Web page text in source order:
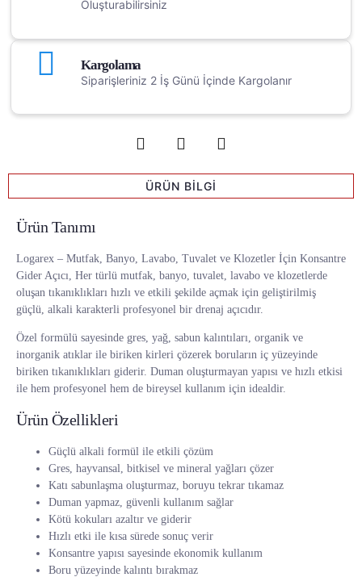
Oluşturabilirsiniz
Kargolama
Siparişleriniz 2 İş Günü İçinde Kargolanır
ÜRÜN BİLGİ
Ürün Tanımı
Logarex – Mutfak, Banyo, Lavabo, Tuvalet ve Klozetler İçin Konsantre
Gider Açıcı, Her türlü mutfak, banyo, tuvalet, lavabo ve klozetlerde
oluşan tıkanıklıkları hızlı ve etkili şekilde açmak için geliştirilmiş
güçlü, alkali karakterli profesyonel bir drenaj açıcıdır.
Özel formülü sayesinde gres, yağ, sabun kalıntıları, organik ve
inorganik atıklar ile biriken kirleri çözerek boruların iç yüzeyinde
biriken tıkanıklıkları giderir. Duman oluşturmayan yapısı ve hızlı etkisi
ile hem profesyonel hem de bireysel kullanım için idealdir.
Ürün Özellikleri
Güçlü alkali formül ile etkili çözüm
Gres, hayvansal, bitkisel ve mineral yağları çözer
Katı sabunlaşma oluşturmaz, boruyu tekrar tıkamaz
Duman yapmaz, güvenli kullanım sağlar
Kötü kokuları azaltır ve giderir
Hızlı etki ile kısa sürede sonuç verir
Konsantre yapısı sayesinde ekonomik kullanım
Boru yüzeyinde kalıntı bırakmaz